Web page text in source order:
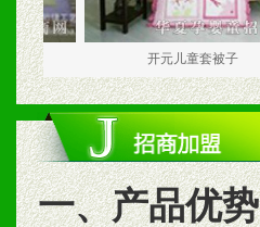
开元儿童套被子
一、产品优势